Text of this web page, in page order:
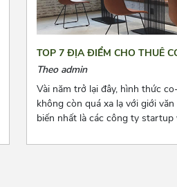
TOP 7 ĐỊA ĐIỂM CHO THUÊ
“XỊN XÒ” TẠI TPHCM
Theo admin
Vài năm trở lại đây, hình thức
không còn quá xa lạ với giới
biến nhất là các công ty startup
tiện ích cơ bản của giới văn
đặt biệt chú trọng đến không